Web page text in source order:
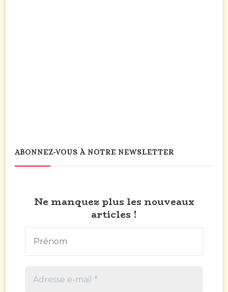
ABONNEZ-VOUS À NOTRE NEWSLETTER
Ne manquez plus les nouveaux
articles !